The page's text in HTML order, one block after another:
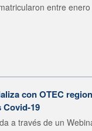
entre
con OTEC
19
a través de un